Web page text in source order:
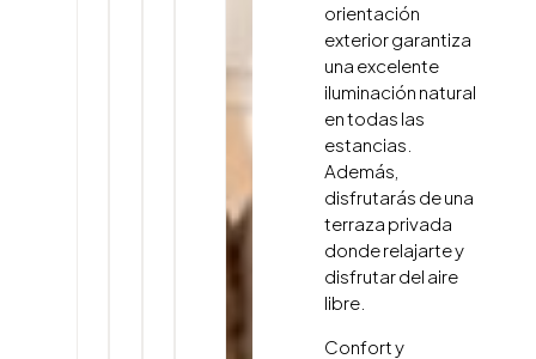
orientación
exterior garantiza
una excelente
iluminación natural
en todas las
estancias.
Además,
disfrutarás de una
terraza privada
donde relajarte y
disfrutar del aire
libre.
Confort y